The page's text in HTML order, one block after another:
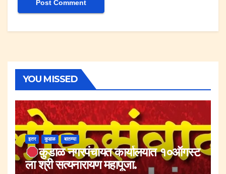
YOU MISSED
इतर कुडाळ बातम्या
कुडाळ नगरपंचायत कार्यालयात १०ऑगस्ट
ला श्री सत्यनारायण महापूजा.